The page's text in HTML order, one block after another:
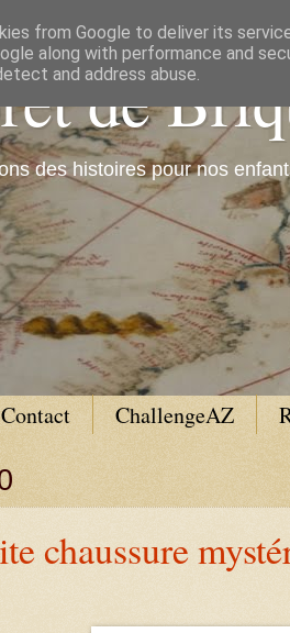
de
des histoires pour nos
Contact ChallengeAZ
chaussure
from Google to deliver its
along with performance and
and address abuse.